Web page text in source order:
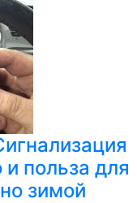
польза для
зимой